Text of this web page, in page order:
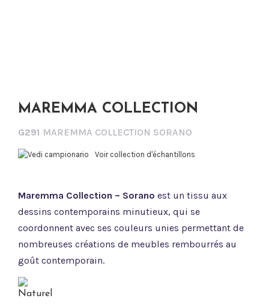
MAREMMA COLLECTION
G291 MAREMMA COLLECTION SORANO
Voir collection d'échantillons
Maremma Collection – Sorano est un tissu aux
dessins contemporains minutieux, qui se
coordonnent avec ses couleurs unies permettant de
nombreuses créations de meubles rembourrés au
goût contemporain.